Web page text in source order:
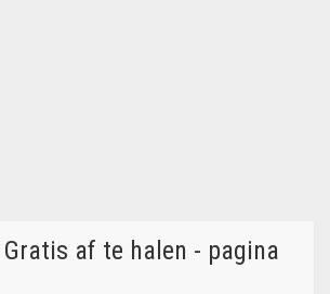
Gratis af te halen - pagina